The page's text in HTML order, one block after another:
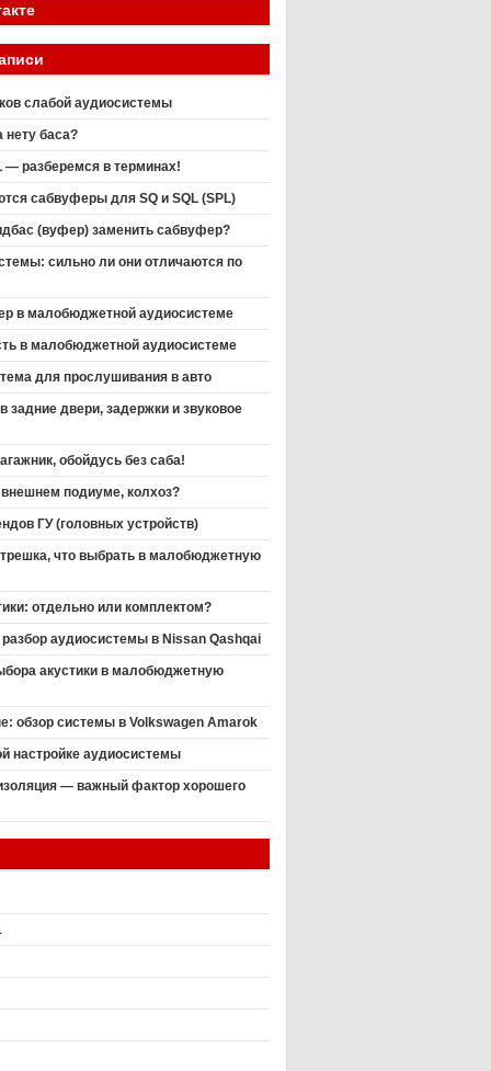
слабой аудиосистемы
нету баса?
— разберемся в терминах!
сабвуферы для SQ и SQL (SPL)
(вуфер) заменить сабвуфер?
сильно ли они отличаются по
в малобюджетной аудиосистеме
в малобюджетной аудиосистеме
для прослушивания в авто
задние двери, задержки и звуковое
обойдусь без саба!
внешнем подиуме, колхоз?
ГУ (головных устройств)
что выбрать в малобюджетную
отдельно или комплектом?
аудиосистемы в Nissan Qashqai
акустики в малобюджетную
обзор системы в Volkswagen Amarok
настройке аудиосистемы
— важный фактор хорошего